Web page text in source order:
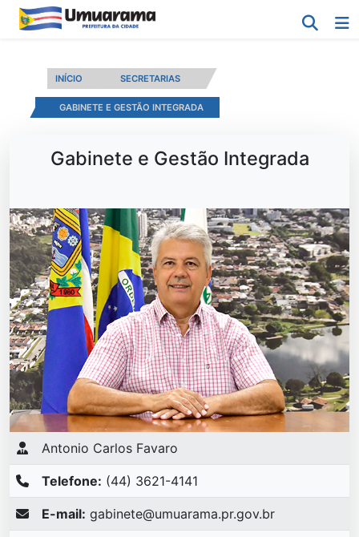
INÍCIO SECRETARIAS
GABINETE E GESTÃO INTEGRADA
Gabinete e Gestão Integrada
Antonio Carlos Favaro
Telefone: (44) 3621-4141
E-mail: gabinete@umuarama.pr.gov.br